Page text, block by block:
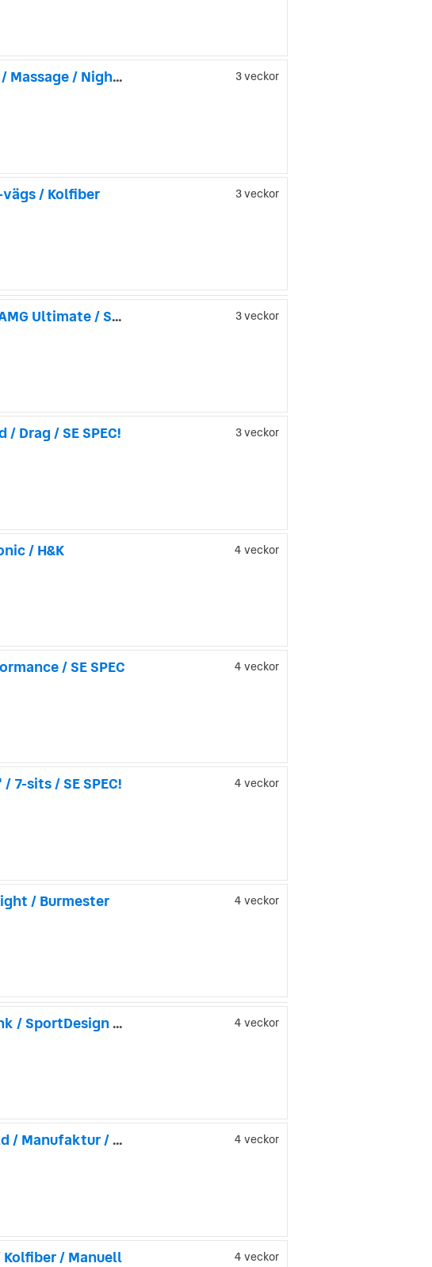
Porsche Cayenne E-Hybrid Coupé / Sv.Såld / HUD / Massage / Night Vision
3 veckor
vägs / Kolfiber
3 veckor
Mercedes-Benz GLS 580 4MATIC Grand Edition / AMG Ultimate / SE SPEC 3 veckor
Drag / SE SPEC!
3 veckor
/ H&K
4 veckor
/ SE SPEC
4 veckor
7-sits / SE SPEC!
4 veckor
/ Burmester
4 veckor
Porsche Panamera Turbo S E-Hybrid Techart 770hk / SportDesign / SPEC 4 veckor
Mercedes-Benz G 450 d AMG 367hk 2025 / Sv.såld / Manufaktur / Burmes
4 veckor
Kolfiber / Manuell
4 veckor